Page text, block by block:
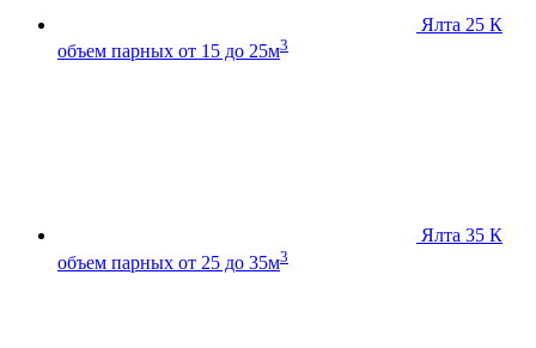
Ялта 25 К
объем парных от 15 до 25м3
Ялта 35 К
объем парных от 25 до 35м3